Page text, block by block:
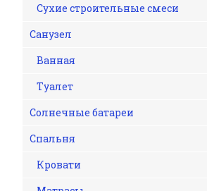
Сухие строительные смеси
Санузел
Ванная
Туалет
Солнечные батареи
Спальня
Кровати